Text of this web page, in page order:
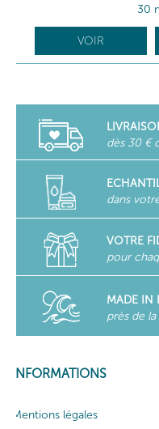
30
VOIR
dès 30 €
dans
VOTRE
pour
MADE IN
près de
INFORMATIONS
Mentions légales